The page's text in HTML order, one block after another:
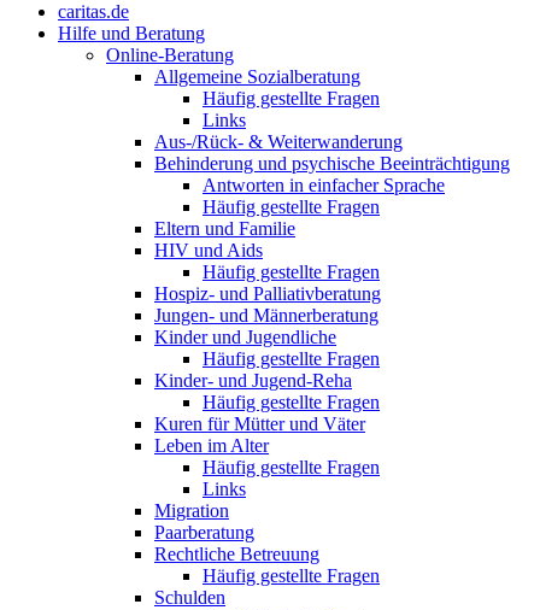
caritas.de
Hilfe und Beratung
Online-Beratung
Allgemeine Sozialberatung
Häufig gestellte Fragen
Links
Aus-/Rück- & Weiterwanderung
Behinderung und psychische Beeinträchtigung
Antworten in einfacher Sprache
Häufig gestellte Fragen
Eltern und Familie
HIV und Aids
Häufig gestellte Fragen
Hospiz- und Palliativberatung
Jungen- und Männerberatung
Kinder und Jugendliche
Häufig gestellte Fragen
Kinder- und Jugend-Reha
Häufig gestellte Fragen
Kuren für Mütter und Väter
Leben im Alter
Häufig gestellte Fragen
Links
Migration
Paarberatung
Rechtliche Betreuung
Häufig gestellte Fragen
Schulden